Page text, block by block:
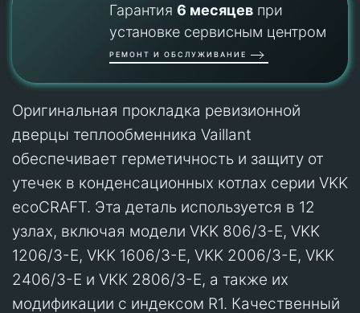
Гарантия 6 месяцевпри
установке сервисным центром
РЕМОНТ И ОБСЛУЖИВАНИЕ
Оригинальная прокладка ревизионной
дверцы теплообменника Vaillant
обеспечивает герметичность и защиту от
утечек в конденсационных котлах серии VKK
ecoCRAFT. Эта деталь используется в 12
узлах, включая модели VKK 806/3-E, VKK
1206/3-E, VKK 1606/3-E, VKK 2006/3-E, VKK
2406/3-E и VKK 2806/3-E, а также их
модификации с индексом R1. Качественный